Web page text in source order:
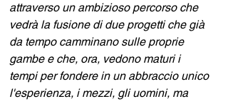
attraverso un ambizioso percorso che
vedrà la fusione di due progetti che già
da tempo camminano sulle proprie
gambe e che, ora, vedono maturi i
tempi per fondere in un abbraccio unico
l'esperienza, i mezzi, gli uomini, ma